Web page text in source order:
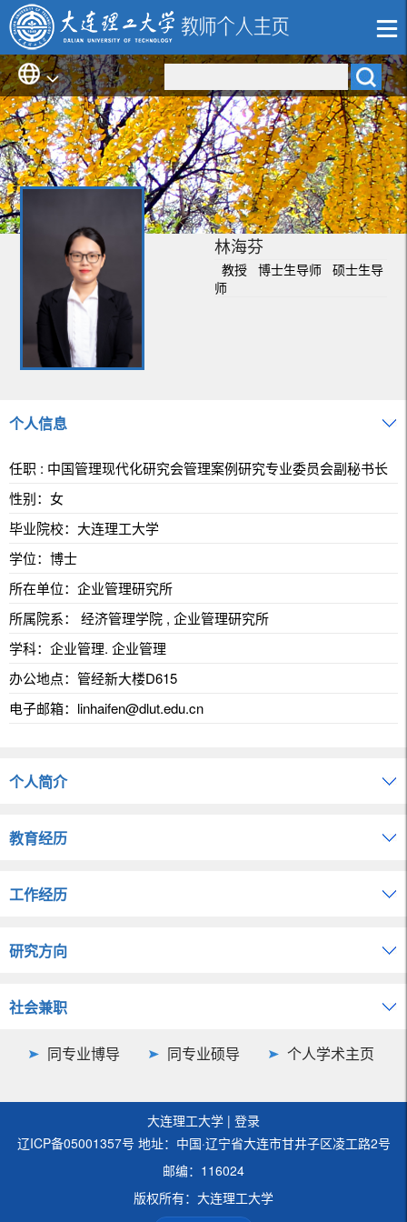
林海芬
教授 博士生导师 硕士生导
师
个人信息
任职 : 中国管理现代化研究会管理案例研究专业委员会副秘书长
性别：女
毕业院校：大连理工大学
学位：博士
所在单位：企业管理研究所
所属院系： 经济管理学院 , 企业管理研究所
学科：企业管理. 企业管理
办公地点：管经新大楼D615
电子邮箱： linhaifen@dlut.edu.cn
个人简介
教育经历
工作经历
研究方向
社会兼职
同专业博导 同专业硕导 个人学术主页
大连理工大学 | 登录
辽ICP备05001357号 地址：中国·辽宁省大连市甘井子区凌工路2号
邮编：116024
版权所有：大连理工大学